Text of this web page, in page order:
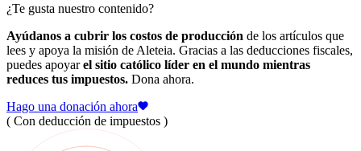
¿Te gusta nuestro contenido?
Ayúdanos a cubrir los costos de producción de los artículos que
lees y apoya la misión de Aleteia. Gracias a las deducciones fiscales,
puedes apoyarel sitio católico líder en el mundo mientras
reduces tus impuestos. Dona ahora.
Hago una donación ahora
( Con deducción de impuestos )